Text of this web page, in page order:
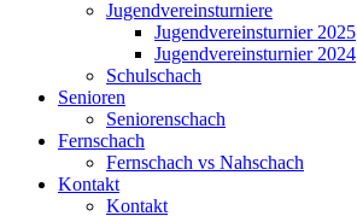
Jugendvereinsturniere
Jugendvereinsturnier 2025
Jugendvereinsturnier 2024
Schulschach
Senioren
Seniorenschach
Fernschach
Fernschach vs Nahschach
Kontakt
Kontakt